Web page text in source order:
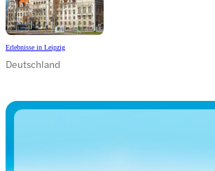
Erlebnisse in Leipzig
Deutschland